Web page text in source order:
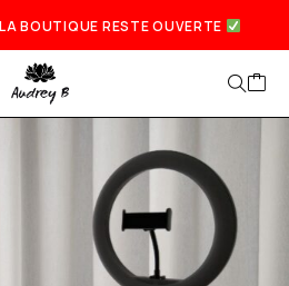
BOUTIQUE RESTE OUVERTE